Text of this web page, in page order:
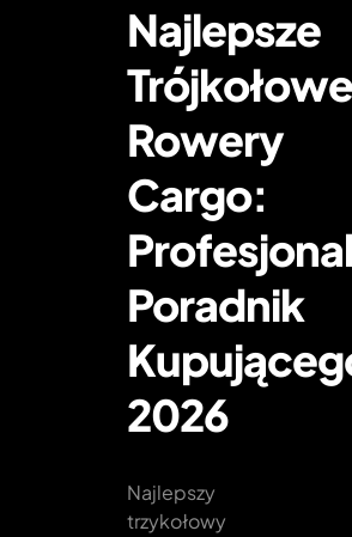
Najlepsze
Rowery
Cargo:
Poradnik
2026
Najlepszy
trzykołowy